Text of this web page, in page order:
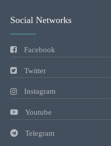
Social Networks
Facebook
Twitter
Instagram
Youtube
Telegram